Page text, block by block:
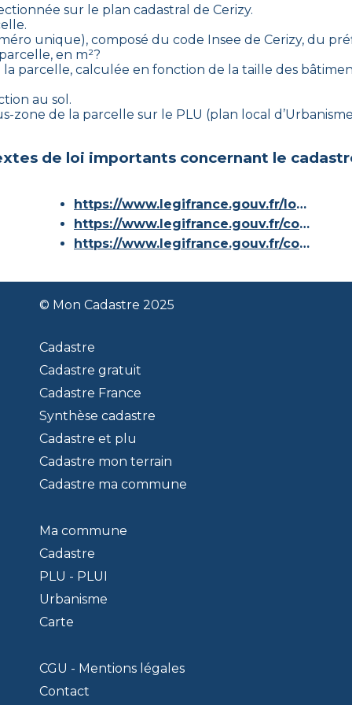
sur le plan cadastral de Cerizy.
unique), composé du code Insee de Cerizy, du
en m²?
parcelle, calculée en fonction de la taille des
au sol.
zone de la parcelle sur le PLU (plan local
de loi importants concernant le
https://www.legifrance.gouv.fr/loda/id/JORFTEXT000000686267/
https://www.legifrance.gouv.fr/codes/article_lc/LEGIARTI000036588629/
https://www.legifrance.gouv.fr/codes/id/LEGISCTA000006180153/
© Mon Cadastre 2025
Cadastre
Cadastre gratuit
Cadastre France
Synthèse cadastre
Cadastre et plu
Cadastre mon terrain
Cadastre ma commune
Ma commune
Cadastre
PLU - PLUI
Urbanisme
Carte
CGU - Mentions légales
Contact